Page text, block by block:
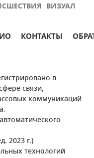
ВИЗУАЛ
КОНТАКТЫ
в
связи,
коммуникаций
2023 г.)
технологий